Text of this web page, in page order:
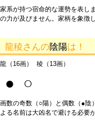
家系が持つ宿命的な運勢を表し
の力が及びません。家柄を象徴
龍稜さんの陰陽は！
龍（16画） 稜（13画）
● ○
画数の奇数（○陽）と偶数（●陰
よる名前は大凶名で避ける必要